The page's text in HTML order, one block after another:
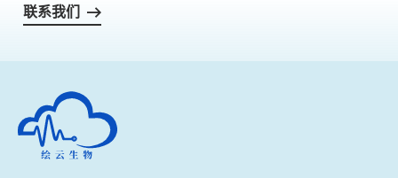
联系我们
深圳市绘云生物科技有限公司